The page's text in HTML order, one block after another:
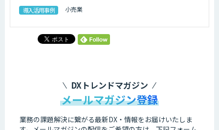
導入活用事例 小売業
DXトレンドマガジン
メールマガジン登録
業務の課題解決に繋がる最新DX・情報をお届けいたしま